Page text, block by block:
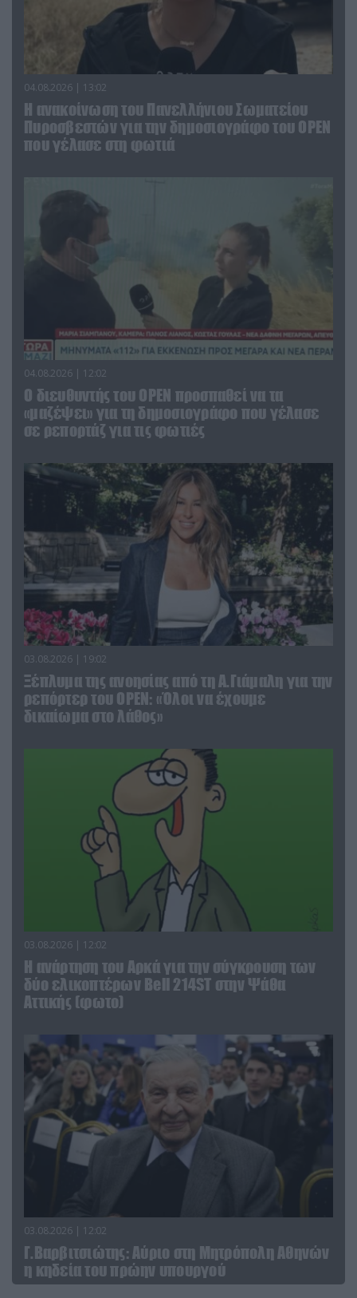
04.08.2026 | 13:02
Η ανακοίνωση του Πανελλήνιου Σωματείου
Πυροσβεστών για την δημοσιογράφο του OPEN
που γέλασε στη φωτιά
04.08.2026 | 12:02
O διευθυντής του OPEN προσπαθεί να τα
«μαζέψει» για τη δημοσιογράφο που γέλασε
σε ρεπορτάζ για τις φωτιές
03.08.2026 | 19:02
Ξέπλυμα της ανοησίας από τη Α.Γιάμαλη για την
ρεπόρτερ του ΟΡΕΝ: «Όλοι να έχουμε
δικαίωμα στο λάθος»
03.08.2026 | 12:02
Η ανάρτηση του Αρκά για την σύγκρουση των
δύο ελικοπτέρων Bell 214ST στην Ψάθα
Αττικής (φωτο)
03.08.2026 | 12:02
Γ.Βαρβιτσιώτης: Aύριο στη Μητρόπολη Αθηνών
η κηδεία του πρώην υπουργού